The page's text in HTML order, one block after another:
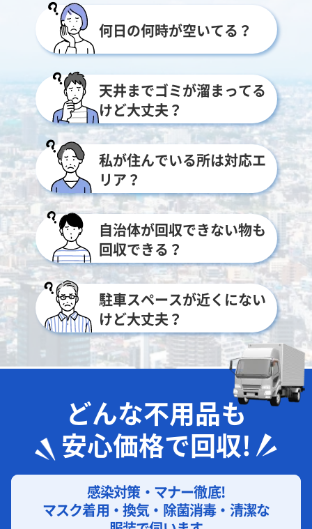
何日の何時が空いてる？
天井までゴミが溜まってる
けど大丈夫？
私が住んでいる所は対応エ
リア？
自治体が回収できない物も
回収できる？
駐車スペースが近くにない
けど大丈夫？
どんな不用品も
安心価格で回収!
感染対策・マナー徹底!
マスク着用・換気・除菌消毒・清潔な